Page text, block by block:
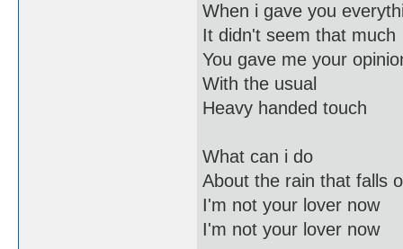
When i gave you
It didn't seem that much
You gave me your
With the usual
Heavy handed touch
What can i do
About the rain that falls
I'm not your lover now
I'm not your lover now